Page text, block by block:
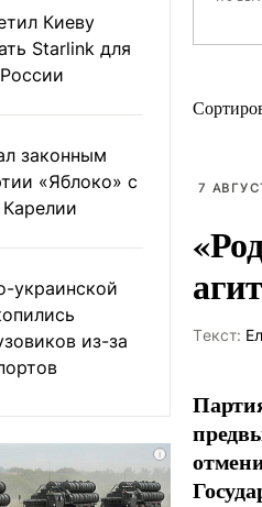
Киеву
Starlink для
законным
«Яблоко» с
украинской
из-за
7
Tекст: